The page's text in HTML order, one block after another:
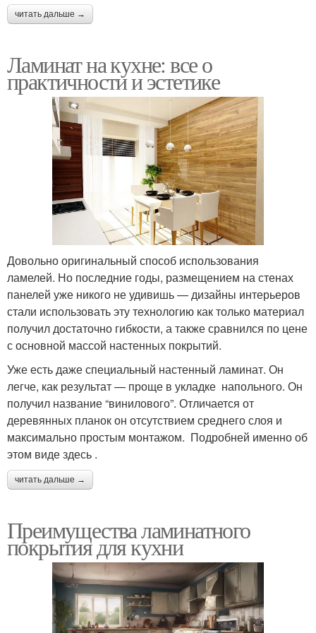
читать дальше →
Ламинат на кухне: все о
практичности и эстетике
Довольно оригинальный способ использования
ламелей. Но последние годы, размещением на стенах
панелей уже никого не удивишь — дизайны интерьеров
стали использовать эту технологию как только материал
получил достаточно гибкости, а также сравнился по цене
с основной массой настенных покрытий.
Уже есть даже специальный настенный ламинат. Он
легче, как результат — проще в укладке напольного. Он
получил название “винилового”. Отличается от
деревянных планок он отсутствием среднего слоя и
максимально простым монтажом. Подробней именно об
этом виде здесь .
читать дальше →
Преимущества ламинатного
покрытия для кухни